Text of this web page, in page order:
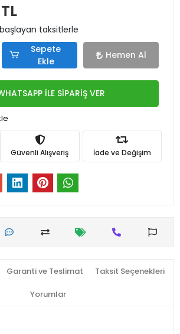
taksitlerle
Sepete
Ekle
Hemen Al
İLE SİPARİŞ VER
Güvenli Alışveriş İade ve Değişim
Garanti ve Teslimat Taksit Seçenekleri
Yorumlar